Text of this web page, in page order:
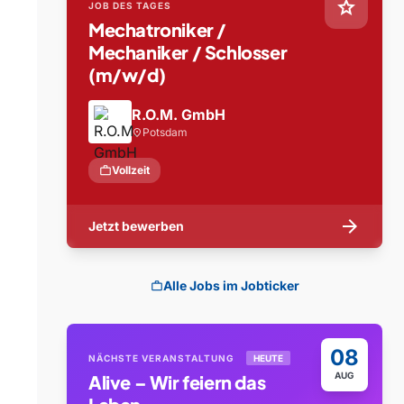
star
JOB DES TAGES
Mechatroniker /
Mechaniker / Schlosser
(m/w/d)
R.O.M. GmbH
location_on Potsdam
workVollzeit
Jetzt bewerben arrow_forward
workAlle Jobs im Jobticker
08
AUG
NÄCHSTE VERANSTALTUNG HEUTE
Alive – Wir feiern das